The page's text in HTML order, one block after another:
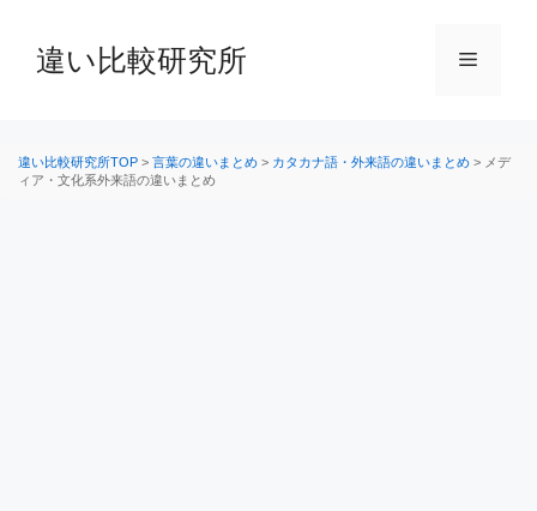
へ
違い比較研究所 メ
違い比較研究所TOP > 言葉の違いまとめ > カタカナ語・外来語の違いまとめ > メデ
ィア・文化系外来語の違いまとめ